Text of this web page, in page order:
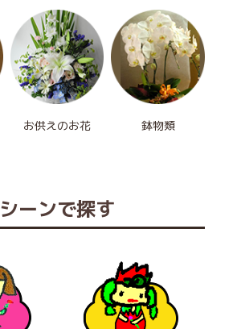
お供えのお花 鉢物類
シーンで探す